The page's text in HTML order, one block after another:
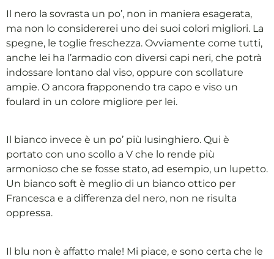
Il nero la sovrasta un po’, non in maniera esagerata,
ma non lo considererei uno dei suoi colori migliori. La
spegne, le toglie freschezza. Ovviamente come tutti,
anche lei ha l’armadio con diversi capi neri, che potrà
indossare lontano dal viso, oppure con scollature
ampie. O ancora frapponendo tra capo e viso un
foulard in un colore migliore per lei.
Il bianco invece è un po’ più lusinghiero. Qui è
portato con uno scollo a V che lo rende più
armonioso che se fosse stato, ad esempio, un lupetto.
Un bianco soft è meglio di un bianco ottico per
Francesca e a differenza del nero, non ne risulta
oppressa.
Il blu non è affatto male! Mi piace, e sono certa che le